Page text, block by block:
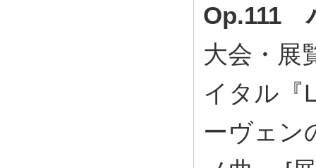
Op.111
大会・展
イタル『
ーヴェン